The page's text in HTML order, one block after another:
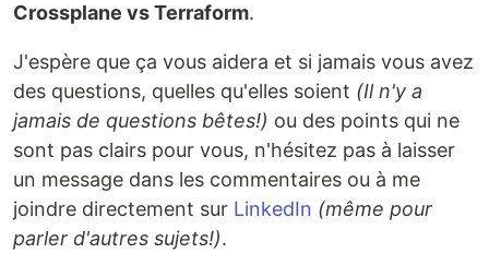
Crossplane vs Terraform.
J'espère que ça vous aidera et si jamais vous avez
des questions, quelles qu'elles soient (Il n'y a
jamais de questions bêtes!) ou des points qui ne
sont pas clairs pour vous, n'hésitez pas à laisser
un message dans les commentaires ou à me
joindre directement sur LinkedIn (même pour
parler d'autres sujets!).